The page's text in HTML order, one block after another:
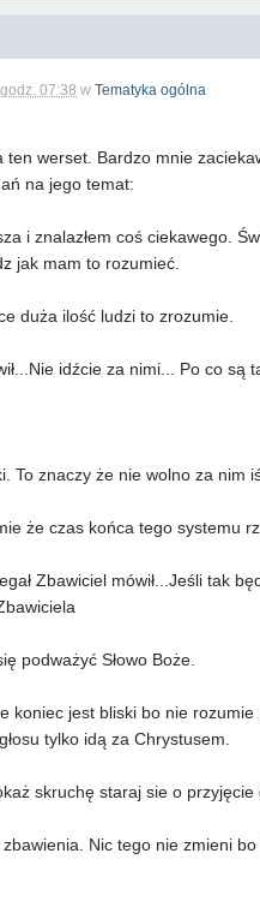
07:38 wTematyka ogólna
werset. Bardzo mnie
na jego temat:
i znalazłem coś ciekawego.
jak mam to rozumieć.
duża ilość ludzi to zrozumie.
idźcie za nimi... Po co są
To znaczy że nie wolno za nim
że czas końca tego systemu
Zbawiciel mówił...Jeśli tak
podważyć Słowo Boże.
koniec jest bliski bo nie
tylko idą za Chrystusem.
skruchę staraj sie o przyjęcie
Nic tego nie zmieni